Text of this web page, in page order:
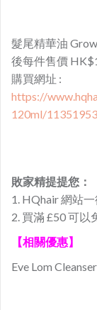
髮尾精華油
後每件售價
購買網址 :
https://
120ml/
敗家精提提您：
1. HQhair 網站
2. 買滿 £50 可以
【相關優惠】
Eve Lom